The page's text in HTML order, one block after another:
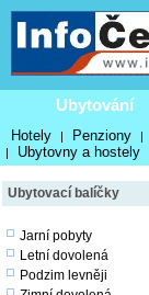
Ubytování
Hotely | Penziony |
| Ubytovny a hostely
Ubytovací balíčky
Jarní pobyty
Letní dovolená
Podzim levněji